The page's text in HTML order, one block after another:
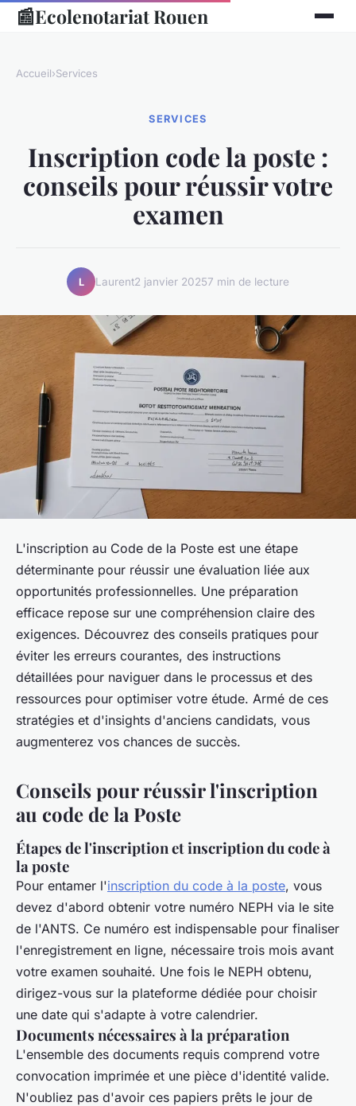
📰Ecolenotariat Rouen
Accueil›Services
SERVICES
Inscription code la poste :
conseils pour réussir votre
examen
L Laurent2 janvier 20257 min de lecture
L'inscription au Code de la Poste est une étape
déterminante pour réussir une évaluation liée aux
opportunités professionnelles. Une préparation
efficace repose sur une compréhension claire des
exigences. Découvrez des conseils pratiques pour
éviter les erreurs courantes, des instructions
détaillées pour naviguer dans le processus et des
ressources pour optimiser votre étude. Armé de ces
stratégies et d'insights d'anciens candidats, vous
augmenterez vos chances de succès.
Conseils pour réussir l'inscription
au code de la Poste
Étapes de l'inscription et inscription du code à
la poste
Pour entamer l'inscription du code à la poste, vous
devez d'abord obtenir votre numéro NEPH via le site
de l'ANTS. Ce numéro est indispensable pour finaliser
l'enregistrement en ligne, nécessaire trois mois avant
votre examen souhaité. Une fois le NEPH obtenu,
dirigez-vous sur la plateforme dédiée pour choisir
une date qui s'adapte à votre calendrier.
Documents nécessaires à la préparation
L'ensemble des documents requis comprend votre
convocation imprimée et une pièce d'identité valide.
N'oubliez pas d'avoir ces papiers prêts le jour de